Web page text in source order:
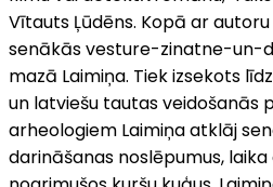
Vītauts Ļūdēns. Kopā ar
senākās vesture-zinatne-un-
mazā Laimiņa. Tiek izsekots
un latviešu tautas veidošanās
arheologiem Laimiņa atklāj
darināšanas noslēpumus,